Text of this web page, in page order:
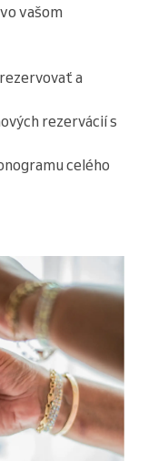
vašom
a
rezervácií s
celého